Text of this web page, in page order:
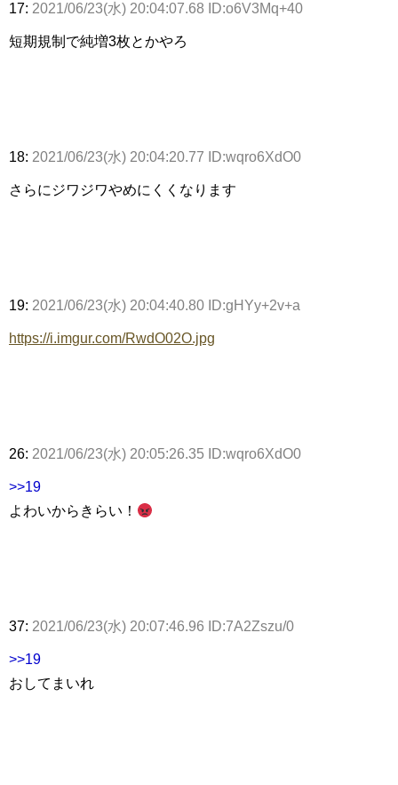
17: 2021/06/23(水) 20:04:07.68 ID:o6V3Mq+40
短期規制で純増3枚とかやろ
18: 2021/06/23(水) 20:04:20.77 ID:wqro6XdO0
さらにジワジワやめにくくなります
19: 2021/06/23(水) 20:04:40.80 ID:gHYy+2v+a
https://i.imgur.com/RwdO02O.jpg
26: 2021/06/23(水) 20:05:26.35 ID:wqro6XdO0
>>19
よわいからきらい！
37: 2021/06/23(水) 20:07:46.96 ID:7A2Zszu/0
>>19
おしてまいれ